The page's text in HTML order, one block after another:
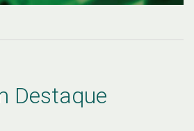
Destaque